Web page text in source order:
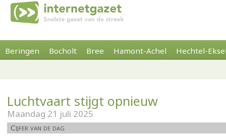
Beringen Bocholt Bree Hamont-Achel Hechtel-
Luchtvaart stijgt opnieuw
Maandag 21 juli 2025
Cijfer van de dag